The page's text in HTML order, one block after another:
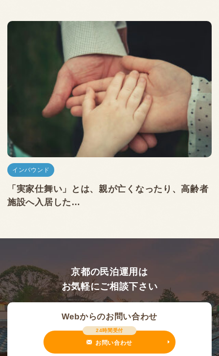
インバウンド
「実家仕舞い」とは、親が亡くなったり、高齢者
施設へ入居した…
京都の民泊運用は
お気軽にご相談下さい
Webからのお問い合わせ
24時間受付
お問い合わせ